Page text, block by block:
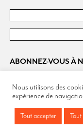
ABONNEZ-VOUS À
Nous utilisons des
expérience de
Tout accepter Tout